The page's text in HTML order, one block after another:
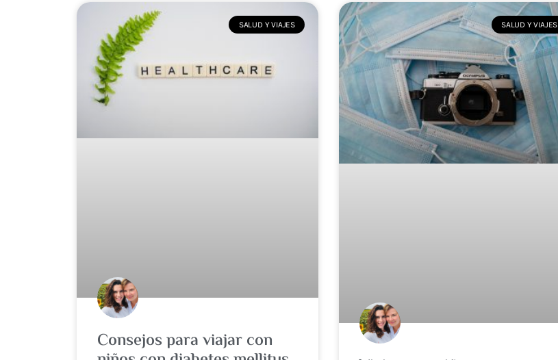
SALUD Y VIAJES
Consejos para viajar con
SALUD Y VIAJES